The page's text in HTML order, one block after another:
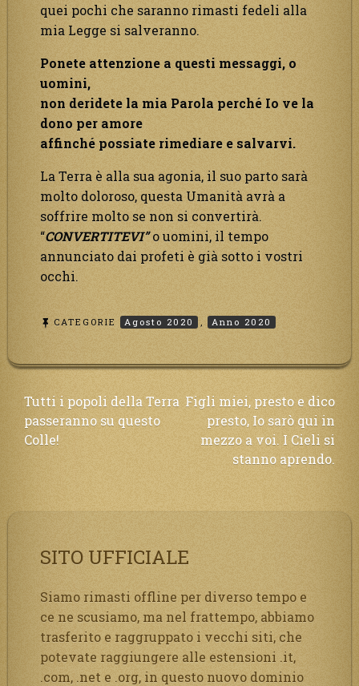
quei pochi che saranno rimasti fedeli alla
mia Legge si salveranno.
Ponete attenzione a questi messaggi, o
uomini,
non deridete la mia Parola perché Io ve la
dono per amore
affinché possiate rimediare e salvarvi.
La Terra è alla sua agonia, il suo parto sarà
molto doloroso, questa Umanità avrà a
soffrire molto se non si convertirà.
“CONVERTITEVI”o uomini, il tempo
annunciato dai profeti è già sotto i vostri
occhi.
CATEGORIE Agosto 2020 , Anno 2020
Navigazione
articoli
Tutti i popoli della Terra
passeranno su questo
Colle!
Figli miei, presto e dico
presto, Io sarò qui in
mezzo a voi. I Cieli si
stanno aprendo.
SITO UFFICIALE
Siamo rimasti offline per diverso tempo e
ce ne scusiamo, ma nel frattempo, abbiamo
trasferito e raggruppato i vecchi siti, che
potevate raggiungere alle estensioni .it,
.com, .net e .org, in questo nuovo dominio